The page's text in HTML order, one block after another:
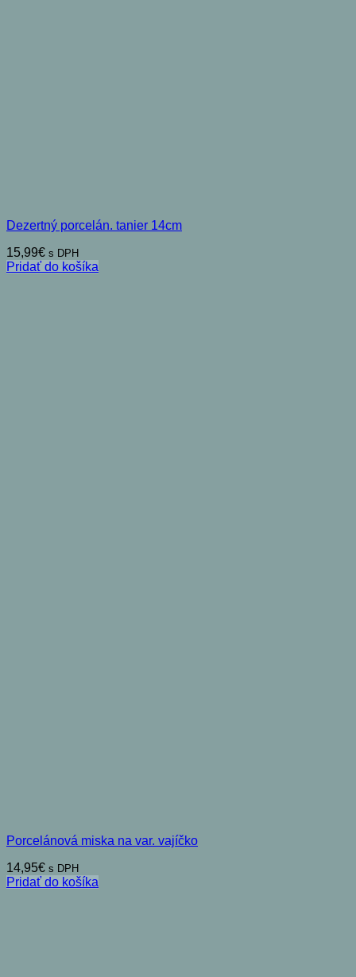
Dezertný porcelán. tanier 14cm
15,99€ s DPH
Pridať do košíka
Porcelánová miska na var. vajíčko
14,95€ s DPH
Pridať do košíka